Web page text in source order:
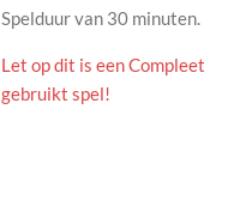
Spelduur van 30 minuten.
Let op dit is een Compleet
gebruikt spel!